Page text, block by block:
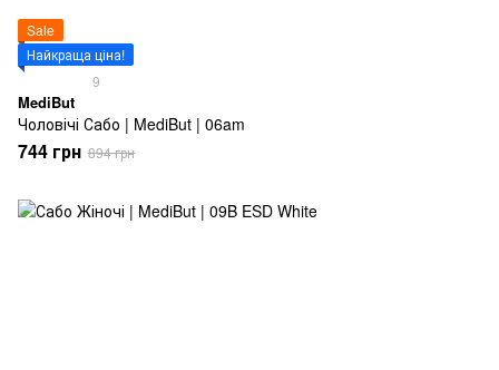
Sale
Найкраща ціна!
9
MediBut
Чоловічі Сабо | MediBut | 06am
744 грн 894 грн